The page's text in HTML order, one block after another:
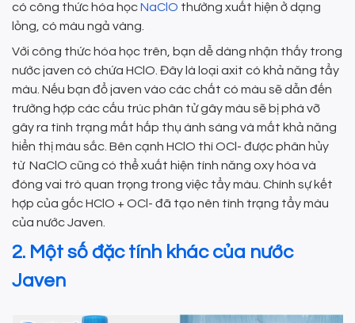
có công thức hóa họcNaClO thường xuất hiện ở dạng
lỏng, có màu ngả vàng.
Với công thức hóa học trên, bạn dễ dàng nhận thấy trong
nước javen có chứa HClO. Đây là loại axit có khả năng tẩy
màu. Nếu bạn đổ javen vào các chất có màu sẽ dẫn đến
trường hợp các cấu trúc phân tử gây màu sẽ bị phá vỡ
gây ra tình trạng mất hấp thụ ánh sáng và mất khả năng
hiển thị màu sắc. Bên cạnh HClO thì OCl- được phân hủy
từ NaClO cũng có thể xuất hiện tính năng oxy hóa và
đóng vai trò quan trọng trong việc tẩy màu. Chính sự kết
hợp của gốc HClO + OCl- đã tạo nên tình trạng tẩy màu
của nước Javen.
2. Một số đặc tính khác của nước
Javen